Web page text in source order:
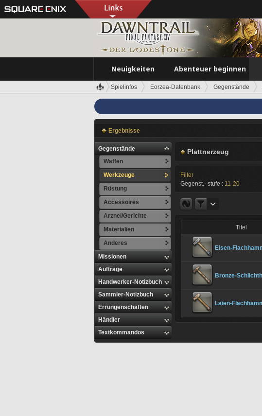
Neuigkeiten Abenteuer beginnen
Spielinfos Eorzea-Datenbank Gegenstände
Ergebnisse
Gegenstände
Waffen
Werkzeuge
Rüstung
Accessoires
Arznei/Gerichte
Materialien
Anderes
Missionen
Aufträge
Handwerker-Notizbuch
Sammler-Notizbuch
Errungenschaften
Händler
Textkommandos
Plattnerzeug
Filter
Gegenst.- stufe : 11-20
Titel
Eisen-
Bronze-
Laien-